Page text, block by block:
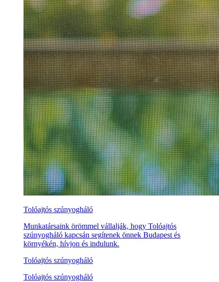
Tolóajtós szúnyogháló
Munkatársaink örömmel vállalják, hogy Tolóajtós
szúnyogháló kapcsán segítenek önnek Budapest és
környékén, hívjon és indulunk.
Tolóajtós szúnyogháló
Tolóajtós szúnyogháló